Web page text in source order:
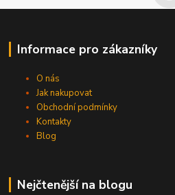
Informace pro zákazníky
O nás
Jak nakupovat
Obchodní podmínky
Kontakty
Blog
Nejčtenější na blogu